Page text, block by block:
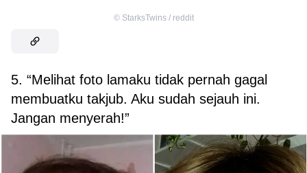
© StarksTwins / reddit
5. “Melihat foto lamaku tidak pernah gagal
membuatku takjub. Aku sudah sejauh ini.
Jangan menyerah!”